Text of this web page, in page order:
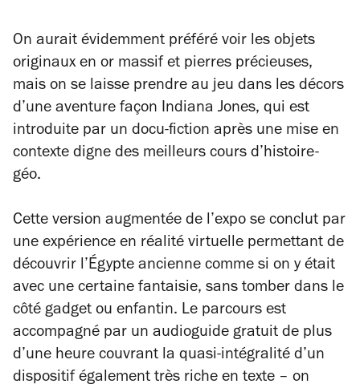
On aurait évidemment préféré voir les objets
originaux en or massif et pierres précieuses,
mais on se laisse prendre au jeu dans les décors
d’une aventure façon Indiana Jones, qui est
introduite par un docu-fiction après une mise en
contexte digne des meilleurs cours d’histoire-
géo.
Cette version augmentée de l’expo se conclut par
une expérience en réalité virtuelle permettant de
découvrir l’Égypte ancienne comme si on y était
avec une certaine fantaisie, sans tomber dans le
côté gadget ou enfantin. Le parcours est
accompagné par un audioguide gratuit de plus
d’une heure couvrant la quasi-intégralité d’un
dispositif également très riche en texte – on